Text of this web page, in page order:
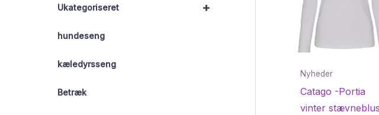
+
Ukategoriseret
hundeseng
kæledyrsseng
Betræk
Nyheder
Catago -Portia
vinter